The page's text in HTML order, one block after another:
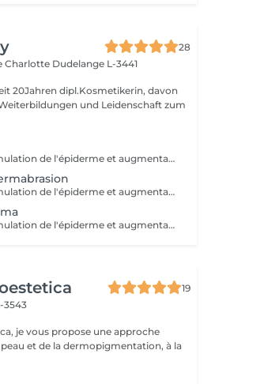
28
Charlotte Dudelange L-3441
20Jahren dipl.Kosmetikerin, davon
und Leidenschaft zum
Resserrement des pores, stimulation de l'épiderme et augmentation de la pénétration des principes actifs jusqu'à 97 % avec un effet durable. Adapté individuellement à chaque type de peau, le nanoneedling ne consiste pas en une aiguille, mais ressemble plutôt à un tampon - Amélioration des rides de déshydratation et de l'élasticité - Réduction des taches et des taches pigmentaires - Raffinement des pores, amélioration des imperfections cutanées, stimulation de l'épiderme, - Absolument indolore, pour tous les types de peau, sans effets secondaires !
Resserrement des pores, stimulation de l'épiderme et augmentation de la pénétration des principes actifs jusqu'à 97 % avec un effet durable. Adapté individuellement à chaque type de peau, le nanoneedling ne consiste pas en une aiguille, mais ressemble plutôt à un tampon - Amélioration des rides de déshydratation et de l'élasticité - Réduction des taches et des taches pigmentaires - Raffinement des pores, amélioration des imperfections cutanées, stimulation de l'épiderme, - Absolument indolore, pour tous les types de peau, sans effets secondaires !
Resserrement des pores, stimulation de l'épiderme et augmentation de la pénétration des principes actifs jusqu'à 97 % avec un effet durable. Adapté individuellement à chaque type de peau, le nanoneedling ne consiste pas en une aiguille, mais ressemble plutôt à un tampon - Amélioration des rides de déshydratation et de l'élasticité - Réduction des taches et des taches pigmentaires - Raffinement des pores, amélioration des imperfections cutanées, stimulation de l'épiderme, - Absolument indolore, pour tous les types de peau, sans effets secondaires !
19
3543
je vous propose une approche
et de la dermopigmentation, à la